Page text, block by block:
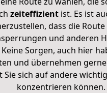
zeiteffizientist. Es ist
dass die
und anderen
Keine Sorgen, auch hier
und übernehmen
Sie sich auf andere
konzentrieren können.